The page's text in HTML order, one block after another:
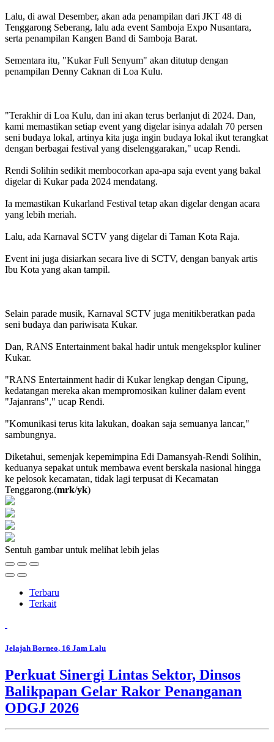
Lalu, di awal Desember, akan ada penampilan dari JKT 48 di
Tenggarong Seberang, lalu ada event Samboja Expo Nusantara,
serta penampilan Kangen Band di Samboja Barat.
Sementara itu, "Kukar Full Senyum" akan ditutup dengan
penampilan Denny Caknan di Loa Kulu.
"Terakhir di Loa Kulu, dan ini akan terus berlanjut di 2024. Dan,
kami memastikan setiap event yang digelar isinya adalah 70 persen
seni budaya lokal, artinya kita juga ingin budaya lokal ikut terangkat
dengan berbagai festival yang diselenggarakan," ucap Rendi.
Rendi Solihin sedikit membocorkan apa-apa saja event yang bakal
digelar di Kukar pada 2024 mendatang.
Ia memastikan Kukarland Festival tetap akan digelar dengan acara
yang lebih meriah.
Lalu, ada Karnaval SCTV yang digelar di Taman Kota Raja.
Event ini juga disiarkan secara live di SCTV, dengan banyak artis
Ibu Kota yang akan tampil.
Selain parade musik, Karnaval SCTV juga menitikberatkan pada
seni budaya dan pariwisata Kukar.
Dan, RANS Entertainment bakal hadir untuk mengeksplor kuliner
Kukar.
"RANS Entertainment hadir di Kukar lengkap dengan Cipung,
kedatangan mereka akan mempromosikan kuliner dalam event
"Jajanrans"," ucap Rendi.
"Komunikasi terus kita lakukan, doakan saja semuanya lancar,"
sambungnya.
Diketahui, semenjak kepemimpina Edi Damansyah-Rendi Solihin,
keduanya sepakat untuk membawa event berskala nasional hingga
ke pelosok kecamatan, tidak lagi terpusat di Kecamatan
Tenggarong.(mrk/yk)
Sentuh gambar untuk melihat lebih jelas
Terbaru
Terkait
Jelajah Borneo, 16 Jam Lalu
Perkuat Sinergi Lintas Sektor, Dinsos
Balikpapan Gelar Rakor Penanganan
ODGJ 2026